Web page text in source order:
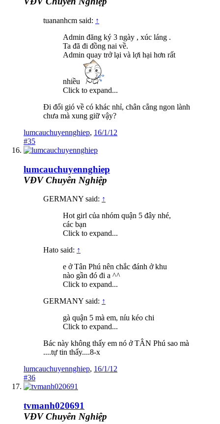
tuananhcm said: ↑
Admin đăng ký 3 ngày , xúc láng .
Ta đã đi đồng nai về.
Admin quay trở lại và lợi hại hơn rất
nhiều
Click to expand...
Đi đổi gió về có khác nhỉ, chân cẳng ngon lành
chưa mà xung giữ vậy?
lumcauchuyennghiep, 16/1/12
#35
lumcauchuyennghiep
VĐV Chuyên Nghiệp
GERMANY said: ↑
Hot girl của nhóm quận 5 đây nhé,
các bạn
Click to expand...
Hato said: ↑
e ở Tân Phú nên chắc đánh ở khu
nào gần đó đi a ^^
Click to expand...
GERMANY said: ↑
gà quận 5 mà em, níu kéo chi
Click to expand...
Bác này không thấy em nó ở TÂN Phú sao mà
....tự tin thấy....8-x
lumcauchuyennghiep, 16/1/12
#36
tvmanh020691
VĐV Chuyên Nghiệp